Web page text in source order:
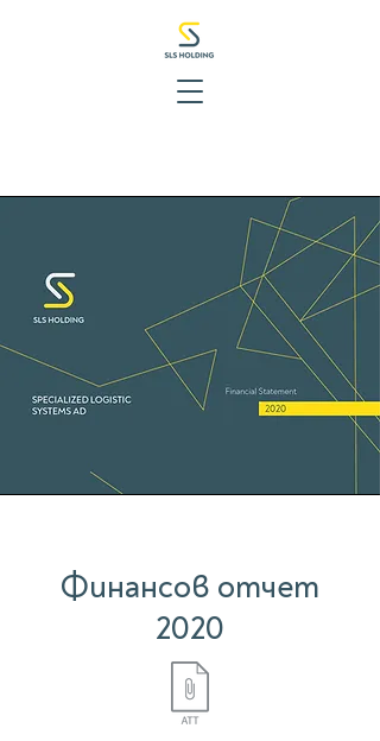
Финансов отчет
2020